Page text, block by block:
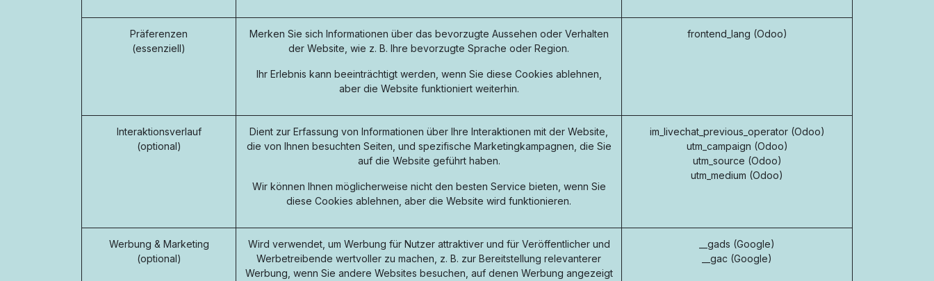
Präferenzen
(essenziell)
Merken Sie sich Informationen über das bevorzugte Aussehen oder Verhalten
der Website, wie z. B. Ihre bevorzugte Sprache oder Region.
Ihr Erlebnis kann beeinträchtigt werden, wenn Sie diese Cookies ablehnen,
aber die Website funktioniert weiterhin.
frontend_lang (Odoo)
Interaktionsverlauf
(optional)
Dient zur Erfassung von Informationen über Ihre Interaktionen mit der Website,
die von Ihnen besuchten Seiten, und spezifische Marketingkampagnen, die Sie
auf die Website geführt haben.
Wir können Ihnen möglicherweise nicht den besten Service bieten, wenn Sie
diese Cookies ablehnen, aber die Website wird funktionieren.
im_livechat_previous_operator (Odoo)
utm_campaign (Odoo)
utm_source (Odoo)
utm_medium (Odoo)
Werbung & Marketing
(optional)
Wird verwendet, um Werbung für Nutzer attraktiver und für Veröffentlicher und
Werbetreibende wertvoller zu machen, z. B. zur Bereitstellung relevanterer
Werbung, wenn Sie andere Websites besuchen, auf denen Werbung angezeigt
__gads (Google)
__gac (Google)